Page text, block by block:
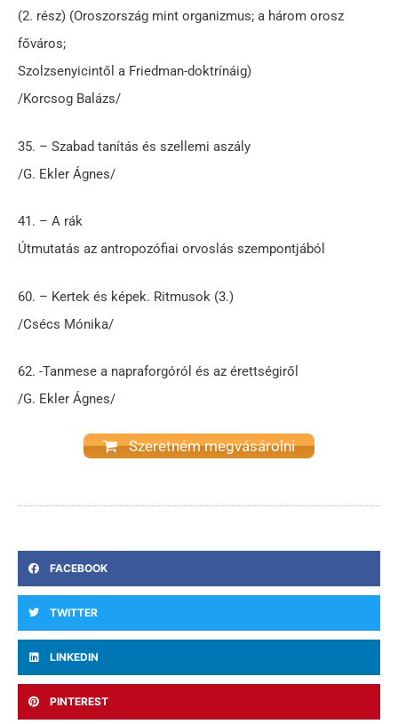
(2. rész) (Oroszország mint organizmus; a három orosz
főváros;
Szolzsenyicintől a Friedman-doktrínáig)
/Korcsog Balázs/
35. – Szabad tanítás és szellemi aszály
/G. Ekler Ágnes/
41. – A rák
Útmutatás az antropozófiai orvoslás szempontjából
60. – Kertek és képek. Ritmusok (3.)
/Csécs Mónika/
62. -Tanmese a napraforgóról és az érettségiről
/G. Ekler Ágnes/
Szeretném megvásárolni
FACEBOOK
TWITTER
LINKEDIN
PINTEREST